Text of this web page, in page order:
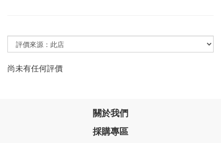
尚未有任何評價
關於我們
採購專區